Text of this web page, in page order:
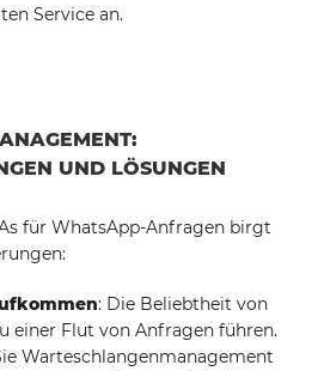
Service an.
UND LÖSUNGEN
für WhatsApp-Anfragen birgt
: Die Beliebtheit von
einer Flut von Anfragen führen.
Warteschlangenmanagement